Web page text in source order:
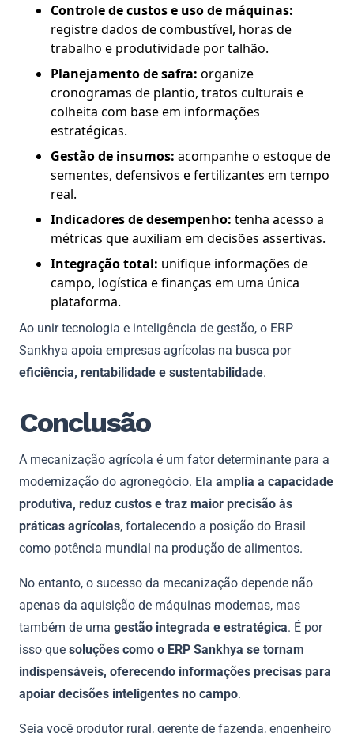
Controle de custos e uso de máquinas:
registre dados de combustível, horas de
trabalho e produtividade por talhão.
Planejamento de safra: organize
cronogramas de plantio, tratos culturais e
colheita com base em informações
estratégicas.
Gestão de insumos: acompanhe o estoque de
sementes, defensivos e fertilizantes em tempo
real.
Indicadores de desempenho: tenha acesso a
métricas que auxiliam em decisões assertivas.
Integração total: unifique informações de
campo, logística e finanças em uma única
plataforma.
Ao unir tecnologia e inteligência de gestão, o ERP
Sankhya apoia empresas agrícolas na busca por
eficiência, rentabilidade e sustentabilidade.
Conclusão
A mecanização agrícola é um fator determinante para a
modernização do agronegócio. Ela amplia a capacidade
produtiva, reduz custos e traz maior precisão às
práticas agrícolas, fortalecendo a posição do Brasil
como potência mundial na produção de alimentos.
No entanto, o sucesso da mecanização depende não
apenas da aquisição de máquinas modernas, mas
também de uma gestão integrada e estratégica. É por
isso que soluções como o ERP Sankhya se tornam
indispensáveis, oferecendo informações precisas para
apoiar decisões inteligentes no campo.
Seja você produtor rural, gerente de fazenda, engenheiro